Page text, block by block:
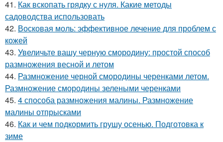
41. Как вскопать грядку с нуля. Какие методы
садоводства использовать
42. Восковая моль: эффективное лечение для проблем с
кожей
43. Увеличьте вашу черную смородину: простой способ
размножения весной и летом
44. Размножение черной смородины черенками летом.
Размножение смородины зелеными черенками
45. 4 способа размножения малины. Размножение
малины отпрысками
46. Как и чем подкормить грушу осенью. Подготовка к
зиме